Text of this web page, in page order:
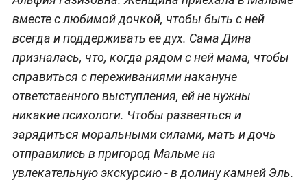
вместе с любимой дочкой, чтобы быть с ней
всегда и поддерживать ее дух. Сама Дина
призналась, что, когда рядом с ней мама, чтобы
справиться с переживаниями накануне
ответственного выступления, ей не нужны
никакие психологи. Чтобы развеяться и
зарядиться моральными силами, мать и дочь
отправились в пригород Мальме на
увлекательную экскурсию - в долину камней Эль.